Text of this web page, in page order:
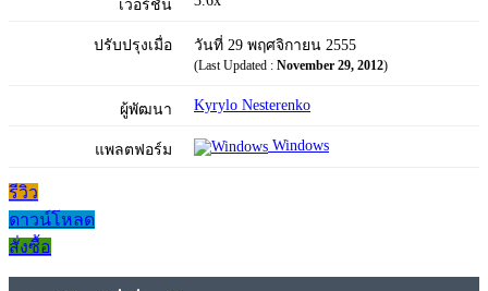
เวอร์ชัน
ปรับปรุงเมื่อ วันที่ 29 พฤศจิกายน 2555
(Last Updated : November 29, 2012)
ผู้พัฒนา Kyrylo Nesterenko
แพลตฟอร์ม Windows
รีวิว
ดาวน์โหลด
สั่งซื้อ